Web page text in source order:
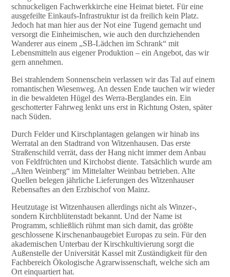
schnuckeligen Fachwerkkirche eine Heimat bietet. Für eine
ausgefeilte Einkaufs-Infrastruktur ist da freilich kein Platz.
Jedoch hat man hier aus der Not eine Tugend gemacht und
versorgt die Einheimischen, wie auch den durchziehenden
Wanderer aus einem „SB-Lädchen im Schrank“ mit
Lebensmitteln aus eigener Produktion – ein Angebot, das wir
gern annehmen.
Bei strahlendem Sonnenschein verlassen wir das Tal auf einem
romantischen Wiesenweg. An dessen Ende tauchen wir wieder
in die bewaldeten Hügel des Werra-Berglandes ein. Ein
geschotterter Fahrweg lenkt uns erst in Richtung Osten, später
nach Süden.
Durch Felder und Kirschplantagen gelangen wir hinab ins
Werratal an den Stadtrand von Witzenhausen. Das erste
Straßenschild verrät, dass der Hang nicht immer dem Anbau
von Feldfrüchten und Kirchobst diente. Tatsächlich wurde am
„Alten Weinberg“ im Mittelalter Weinbau betrieben. Alte
Quellen belegen jährliche Lieferungen des Witzenhauser
Rebensaftes an den Erzbischof von Mainz.
Heutzutage ist Witzenhausen allerdings nicht als Winzer-,
sondern Kirchblütenstadt bekannt. Und der Name ist
Programm, schließlich rühmt man sich damit, das größte
geschlossene Kirschenanbaugebiet Europas zu sein. Für den
akademischen Unterbau der Kirschkultivierung sorgt die
Außenstelle der Universität Kassel mit Zuständigkeit für den
Fachbereich Ökologische Agrarwissenschaft, welche sich am
Ort einquartiert hat.